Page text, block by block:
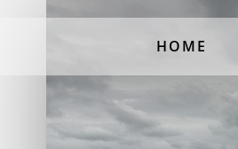
HOME